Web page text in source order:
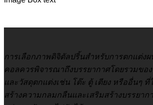
การเลือกภาพดิจิตัลปริ้นสำหรับการตกแต่ง
คอลควรพิจารณาถึงบรรยากาศโดยรวมขอ
และวัสดุตกแต่งเช่น โต๊ะ ตู้ เตียง หรืออื่นๆ
สร้างความกลมกลืนและเสริมสร้างบรรยาก